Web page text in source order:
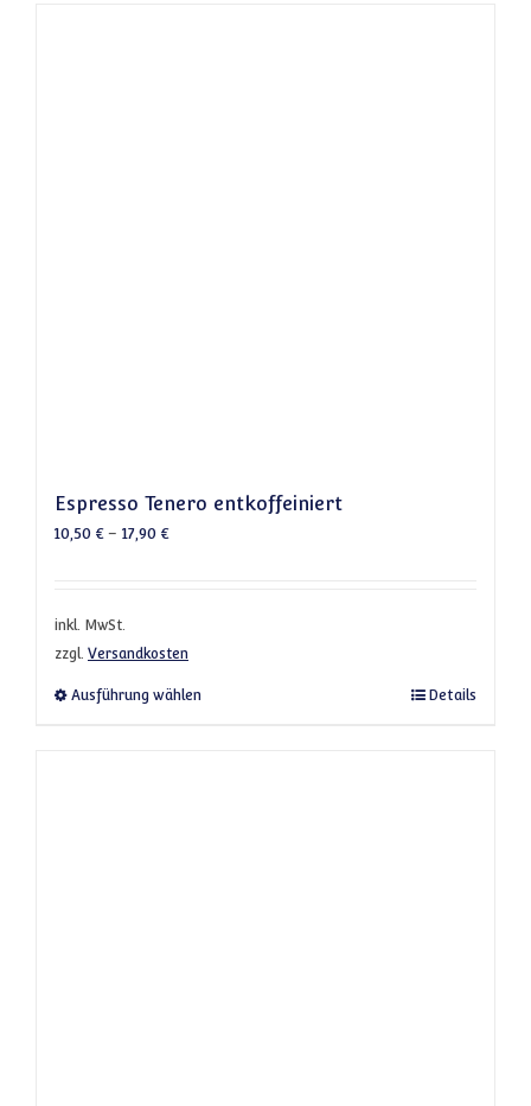
Espresso Tenero entkoffeiniert
10,50 €– 17,90 €
inkl. MwSt.
zzgl. Versandkosten
Ausführung wählen Dieses Produkt weist mehrere Varianten
Details